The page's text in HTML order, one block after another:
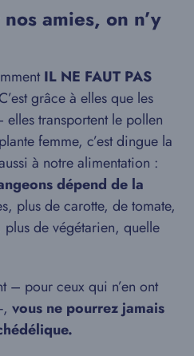
amies, on n’y
IL NE FAUT PAS
grâce à elles que les
transportent le pollen
femme, c’est dingue la
à notre alimentation :
dépend de la
plus de carotte, de tomate,
de végétarien, quelle
– pour ceux qui n’en ont
vous ne pourrez jamais